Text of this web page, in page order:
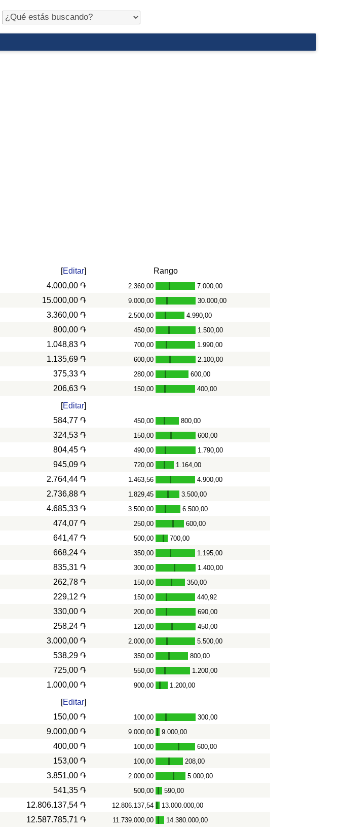
[Editar]
Rango
4.000,00 ֏ 2.360,00 - 7.000,00
15.000,00 ֏ 9.000,00 - 30.000,00
3.360,00 ֏ 2.500,00 - 4.990,00
800,00 ֏ 450,00 - 1.500,00
1.048,83 ֏ 700,00 - 1.990,00
1.135,69 ֏ 600,00 - 2.100,00
375,33 ֏ 280,00 - 600,00
206,63 ֏ 150,00 - 400,00
[Editar]
584,77 ֏ 450,00 - 800,00
324,53 ֏ 150,00 - 600,00
804,45 ֏ 490,00 - 1.790,00
945,09 ֏ 720,00 - 1.164,00
2.764,44 ֏ 1.463,56 - 4.900,00
2.736,88 ֏ 1.829,45 - 3.500,00
4.685,33 ֏ 3.500,00 - 6.500,00
474,07 ֏ 250,00 - 600,00
641,47 ֏ 500,00 - 700,00
668,24 ֏ 350,00 - 1.195,00
835,31 ֏ 300,00 - 1.400,00
262,78 ֏ 150,00 - 350,00
229,12 ֏ 150,00 - 440,92
330,00 ֏ 200,00 - 690,00
258,24 ֏ 120,00 - 450,00
3.000,00 ֏ 2.000,00 - 5.500,00
538,29 ֏ 350,00 - 800,00
725,00 ֏ 550,00 - 1.200,00
1.000,00 ֏ 900,00 - 1.200,00
[Editar]
150,00 ֏ 100,00 - 300,00
9.000,00 ֏ 9.000,00 - 9.000,00
400,00 ֏ 100,00 - 600,00
153,00 ֏ 100,00 - 208,00
3.851,00 ֏ 2.000,00 - 5.000,00
541,35 ֏ 500,00 - 590,00
12.806.137,54 ֏ 12.806.137,54 - 13.000.000,00
12.587.785,71 ֏ 11.739.000,00 - 14.380.000,00